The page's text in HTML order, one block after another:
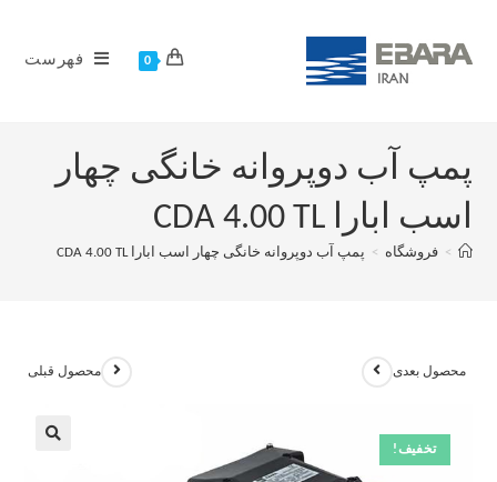
0 فهرست
پمپ آب دوپروانه خانگی چهار
اسب ابارا CDA 4.00 TL
> فروشگاه > پمپ آب دوپروانه خانگی چهار اسب ابارا CDA 4.00 TL
تخفیف!
محصول قبلی محصول بعدی